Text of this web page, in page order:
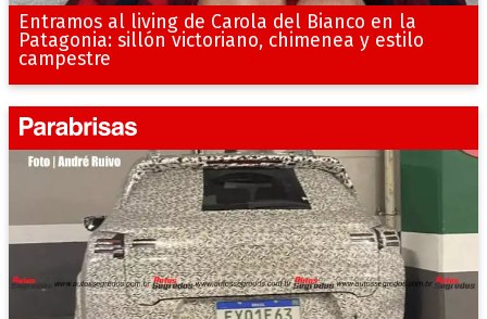
Entramos al living de Carola del Bianco en la
Patagonia: sillón victoriano, chimenea y estilo
campestre